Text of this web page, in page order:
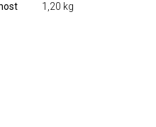
1,20 kg